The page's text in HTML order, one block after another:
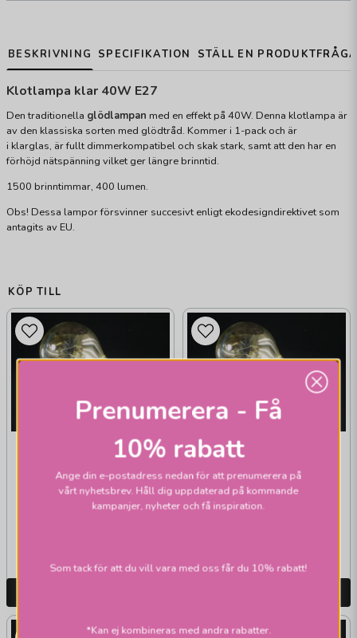
BESKRIVNING SPECIFIKATION STÄLL EN
Klotlampa klar 40W E27
Den traditionella glödlampan med en effekt på 40W. Denna klotlampa är
av den klassiska sorten med glödtråd. Kommer i 1-pack och är
i klarglas, är fullt dimmerkompatibel och skak stark, samt att den har en
förhöjd nätspänning vilket ger längre brinntid.
1500 brinntimmar, 400 lumen.
Obs! Dessa lampor försvinner succesivt enligt ekodesigndirektivet som
antagits av EU.
KÖP TILL
EKONOMILJUS
Klotlampa klar 15W
E27
EKONOMILJUS
Klotlampa klar 7W
E27
Prenumerera - Få
10% rabatt
Ange din e-postadress nedan för att prenumerera på
vårt nyhetsbrev. Håll dig uppdaterad på kommande
kampanjer, nyheter och få inspiration.
Som tack för att du vill vara med oss får du 10% rabatt!
*Kan ej kombineras med andra rabatter.